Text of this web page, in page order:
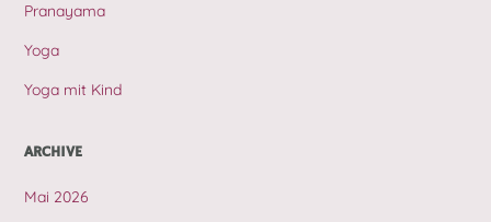
Pranayama
Yoga
Yoga mit Kind
ARCHIVE
Mai 2026